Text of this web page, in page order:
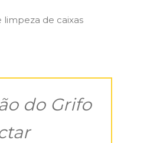
limpeza de caixas
do Grifo